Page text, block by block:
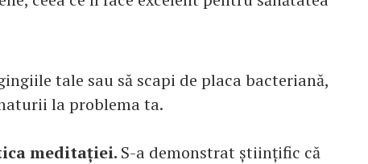
tale sau să scapi de placa bacteriană,
la problema ta.
meditației. S-a demonstrat științific că